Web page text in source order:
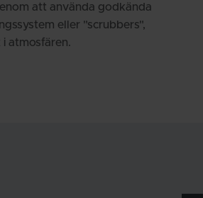
att använda godkända
eller "scrubbers",
atmosfären.